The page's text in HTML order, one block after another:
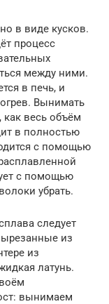
в виде кусков.
процесс
между ними.
в печь, и
Вынимать
как весь объём
в полностью
с помощью
с помощью
убрать.
следует
из
из
латунь.
вынимаем